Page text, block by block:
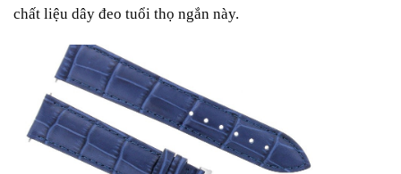
chất liệu dây đeo tuổi thọ ngắn này.